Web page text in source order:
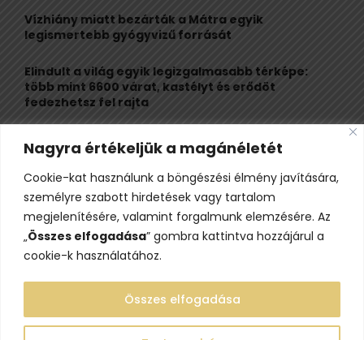
Nagyra értékeljük a magánéletét
Cookie-kat használunk a böngészési élmény javítására,
személyre szabott hirdetések vagy tartalom
megjelenítésére, valamint forgalmunk elemzésére. Az
„Összes elfogadása” gombra kattintva hozzájárul a
cookie-k használatához.
Összes elfogadása
Vízhiány miatt bezárták a Mátra egyik
legismertebb gyógyvizű forrását
Elindult a világ egyik legizgalmasabb térképe:
több mint 6600 várat, kastélyt és erődöt
fedezhetsz fel rajta
Kigyulladt a Szőke Tisza legendás hajóroncsa,
nagy erőkkel vonultak a tűzoltók
Életveszélyes fenyegetést kapott, elmarad Majka
erdélyi koncertje